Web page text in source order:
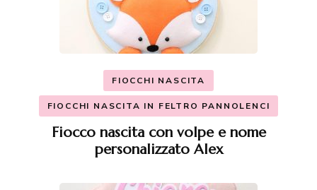
FIOCCHI NASCITA
FIOCCHI NASCITA IN FELTRO PANNOLENCI
Fiocco nascita con volpe e nome
personalizzato Alex